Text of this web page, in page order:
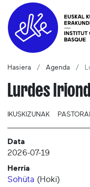
Hasiera Agenda
Lurdes
IKUSKIZUNAK
Data
2026-07-19
Herria
Sohüta (Hoki)